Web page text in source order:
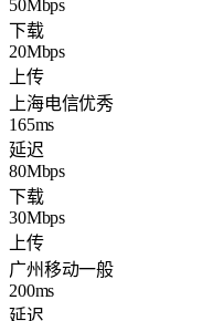
50Mbps
下载
20Mbps
上传
上海电信优秀
165ms
延迟
80Mbps
下载
30Mbps
上传
广州移动一般
200ms
延迟